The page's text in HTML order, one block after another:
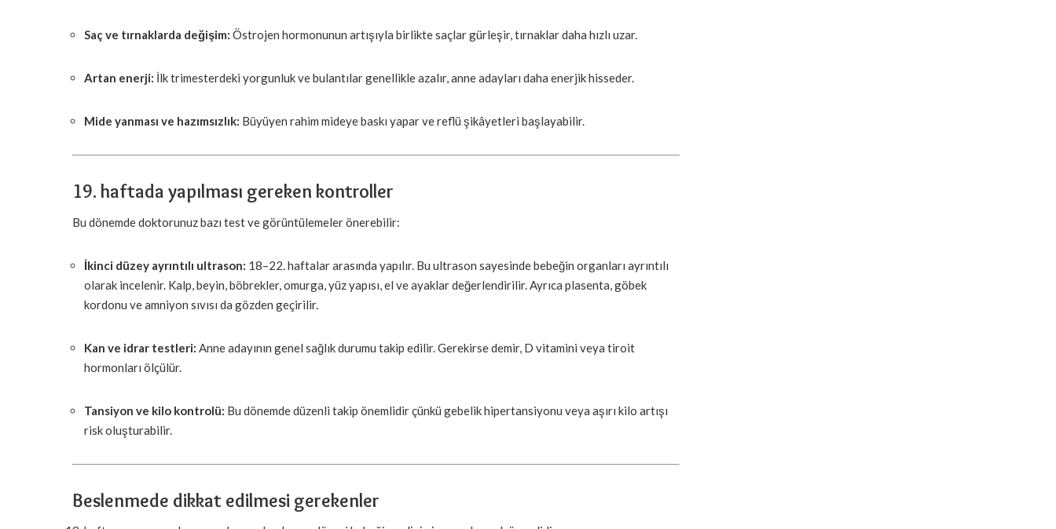
Saç ve tırnaklarda değişim: Östrojen hormonunun artışıyla birlikte saçlar gürleşir, tırnaklar daha hızlı uzar.
Artan enerji: İlk trimesterdeki yorgunluk ve bulantılar genellikle azalır, anne adayları daha enerjik hisseder.
Mide yanması ve hazımsızlık: Büyüyen rahim mideye baskı yapar ve reflü şikâyetleri başlayabilir.
19. haftada yapılması gereken kontroller
Bu dönemde doktorunuz bazı test ve görüntülemeler önerebilir:
İkinci düzey ayrıntılı ultrason: 18–22. haftalar arasında yapılır. Bu ultrason sayesinde bebeğin organları ayrıntılı
olarak incelenir. Kalp, beyin, böbrekler, omurga, yüz yapısı, el ve ayaklar değerlendirilir. Ayrıca plasenta, göbek
kordonu ve amniyon sıvısı da gözden geçirilir.
Kan ve idrar testleri: Anne adayının genel sağlık durumu takip edilir. Gerekirse demir, D vitamini veya tiroit
hormonları ölçülür.
Tansiyon ve kilo kontrolü: Bu dönemde düzenli takip önemlidir çünkü gebelik hipertansiyonu veya aşırı kilo artışı
risk oluşturabilir.
Beslenmede dikkat edilmesi gerekenler